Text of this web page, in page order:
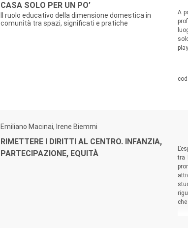
CASA SOLO PER UN PO’
Il ruolo educativo della dimensione domestica in
comunità tra spazi, significati e pratiche
A
Emiliano Macinai, Irene Biemmi
RIMETTERE I DIRITTI AL CENTRO. INFANZIA,
PARTECIPAZIONE, EQUITÀ
tra